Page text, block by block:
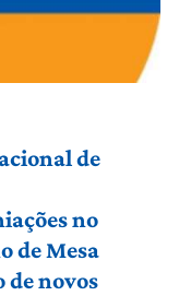
de
no
de Mesa
de novos